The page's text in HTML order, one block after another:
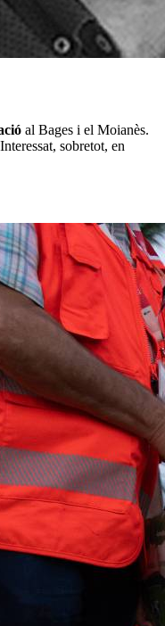
al Bages i el Moianès.
sobretot, en